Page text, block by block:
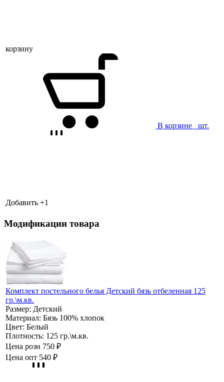
корзину
В корзине шт.
Добавить +1
Модификации товара
Комплект постельного белья Детский бязь отбеленная 125
гр.\м.кв.
Размер: Детский
Материал: Бязь 100% хлопок
Цвет: Белый
Плотность: 125 гр.\м.кв.
Цена розн 750 ₽
Цена опт 540 ₽